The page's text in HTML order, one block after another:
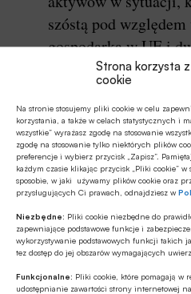
Strona korzysta
cookie
Na stronie stosujemy pliki cookie w celu
korzystania, a także w celach statystycznych i
wszystkie” wyrażasz zgodę na stosowanie
zgodę na stosowanie tylko niektórych plików
preferencje i wybierz przycisk „Zapisz”.
każdym czasie klikając przycisk „Pliki cookie”
sposobie, w jaki używamy plików cookie oraz
przysługujących Ci prawach, odnajdziesz w
Niezbędne: Pliki cookie niezbędne do
zapewniające podstawowe funkcje i
wykorzystywanie podstawowych funkcji takich
tez dostęp do jej obszarów wymagających
Funkcjonalne: Pliki cookie, które pomagają
udostępnianie zawartości strony internetowej
szóstą pod
gospodarką w UE i
świecie. Czyli
małym sektorem i w
nadmiernie
efektywną stopą
czyni polski sektor
obciążonym fiskalnie
wszystkich państw
Tadeusz
ZBP